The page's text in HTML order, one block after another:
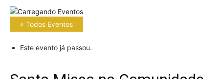
« Todos Eventos
Este evento já passou.